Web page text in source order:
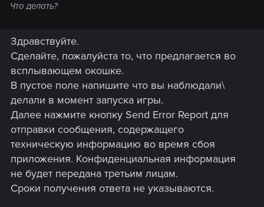
Что делать?
Здравствуйте.
Сделайте, пожалуйста то, что предлагается во
всплывающем окошке.
В пустое поле напишите что вы наблюдали\
делали в момент запуска игры.
Далее нажмите кнопку Send Error Report для
отправки сообщения, содержащего
техническую информацию во время сбоя
приложения. Конфиденциальная информация
не будет передана третьим лицам.
Сроки получения ответа не указываются.